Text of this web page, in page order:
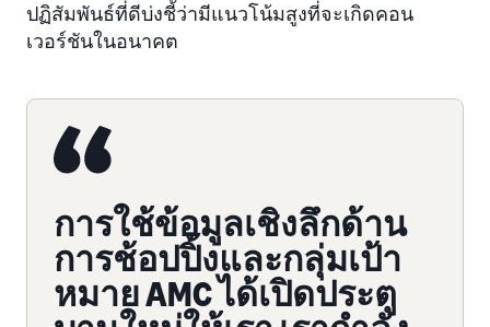
ปฏิสัมพันธ์ที่ดีบ่งชี้ว่ามีแนวโน้มสูงที่จะเกิดคอน
เวอร์ชันในอนาคต
การใช้ข้อมูลเชิงลึกด้าน
การช้อปปิ้งและกลุ่มเป้า
หมาย AMC ได้เปิดประตู